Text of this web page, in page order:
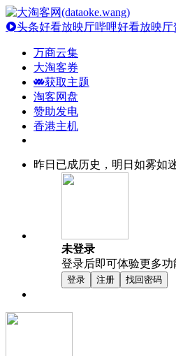
头条好看放映厅哔哩好看放映厅
万商云集
大淘客券
获取主题
淘客网盘
赞助发电
香港主机
昨日已成历史，明日如雾如
未登录
登录后即可体验更多功
登录 注册 找回密码